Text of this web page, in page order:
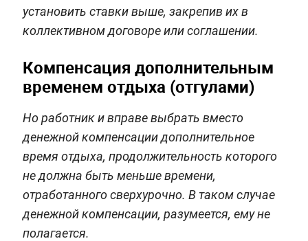
установить ставки выше, закрепив их в
коллективном договоре или соглашении.
Компенсация дополнительным
временем отдыха (отгулами)
Но работник и вправе выбрать вместо
денежной компенсации дополнительное
время отдыха, продолжительность которого
не должна быть меньше времени,
отработанного сверхурочно. В таком случае
денежной компенсации, разумеется, ему не
полагается.